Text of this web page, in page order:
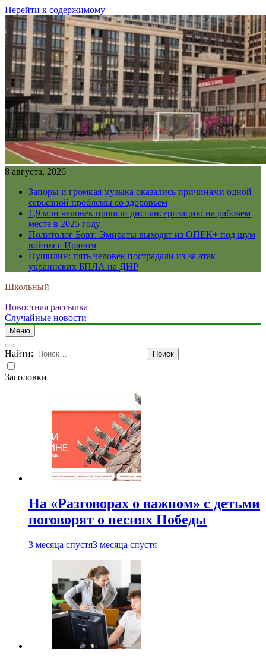
Перейти к содержимому
8 августа, 2026
Запоры и громкая музыка оказались причинами одной
серьезной проблемы со здоровьем
1,9 млн человек прошли диспансеризацию на рабочем
месте в 2025 году
Политолог Бовт: Эмираты выходят из ОПЕК+ под шум
войны с Ираном
Пушилин: пять человек пострадали из-за атак
украинских БПЛА на ДНР
Школьный
Новостная рассылка
Случайные новости
Меню
Найти:
Заголовки
На «Разговорах о важном» с детьми
поговорят о песнях Победы
3 месяца спустя3 месяца спустя